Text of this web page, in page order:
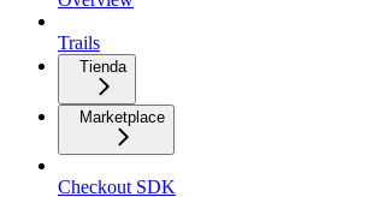
Trails
Tienda
Marketplace
Checkout SDK